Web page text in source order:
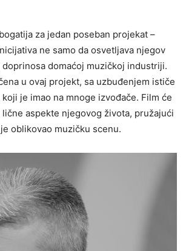
za jedan poseban projekat –
ne samo da osvetljava njegov
domaćoj muzičkoj industriji.
u ovaj projekt, sa uzbuđenjem ističe
je imao na mnoge izvođače. Film će
aspekte njegovog života, pružajući
oblikovao muzičku scenu.